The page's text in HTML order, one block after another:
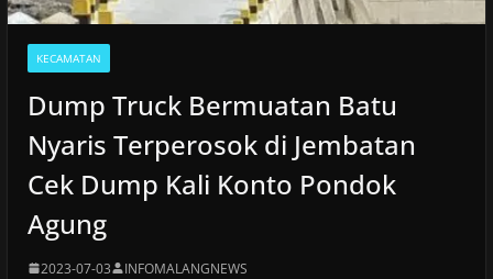
KECAMATAN
Dump Truck Bermuatan Batu
Nyaris Terperosok di Jembatan
Cek Dump Kali Konto Pondok
Agung
2023-07-03 INFOMALANGNEWS